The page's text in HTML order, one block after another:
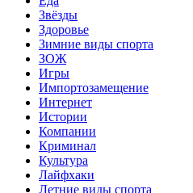
Звёзды
Здоровье
Зимние виды спорта
ЗОЖ
Игры
Импортозамещение
Интернет
Истории
Компании
Криминал
Культура
Лайфхаки
Летние виды спорта